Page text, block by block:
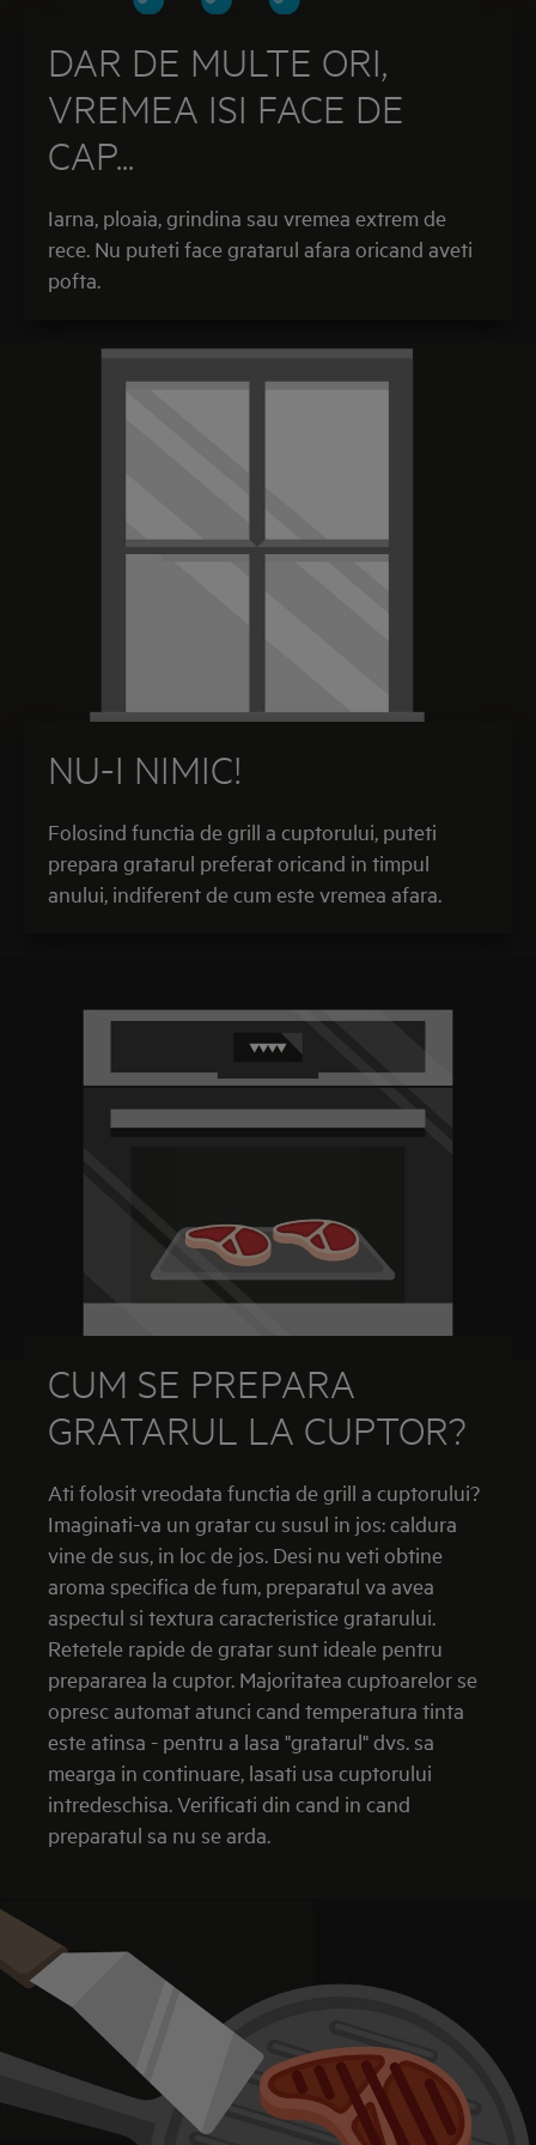
DAR DE MULTE ORI,
VREMEA ISI FACE DE
CAP...
Iarna, ploaia, grindina sau vremea extrem de
rece. Nu puteti face gratarul afara oricand aveti
pofta.
NU-I NIMIC!
Folosind functia de grill a cuptorului, puteti
prepara gratarul preferat oricand in timpul
anului, indiferent de cum este vremea afara.
CUM SE PREPARA
GRATARUL LA CUPTOR?
Ati folosit vreodata functia de grill a cuptorului?
Imaginati-va un gratar cu susul in jos: caldura
vine de sus, in loc de jos. Desi nu veti obtine
aroma specifica de fum, preparatul va avea
aspectul si textura caracteristice gratarului.
Retetele rapide de gratar sunt ideale pentru
prepararea la cuptor. Majoritatea cuptoarelor se
opresc automat atunci cand temperatura tinta
este atinsa - pentru a lasa "gratarul" dvs. sa
mearga in continuare, lasati usa cuptorului
intredeschisa. Verificati din cand in cand
preparatul sa nu se arda.